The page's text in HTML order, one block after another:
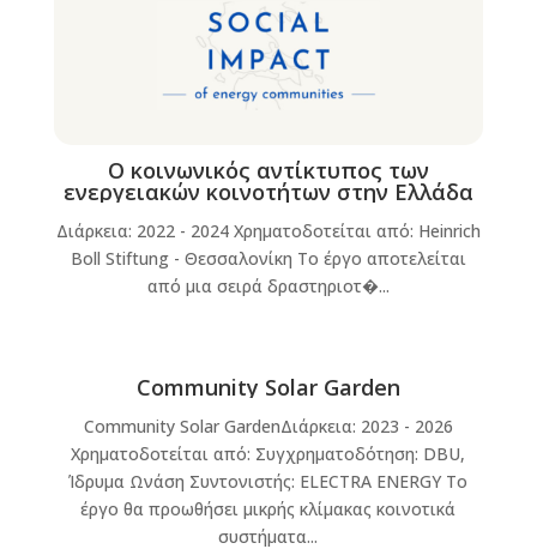
Ο κοινωνικός αντίκτυπος των
ενεργειακών κοινοτήτων στην Ελλάδα
Διάρκεια: 2022 - 2024 Χρηματοδοτείται από: Heinrich
Boll Stiftung - Θεσσαλονίκη Το έργο αποτελείται
από μια σειρά δραστηριοτ�...
Community Solar Garden
Community Solar GardenΔιάρκεια: 2023 - 2026
Χρηματοδοτείται από: Συγχρηματοδότηση: DBU,
Ίδρυμα Ωνάση Συντονιστής: ELECTRA ENERGY Το
έργο θα προωθήσει μικρής κλίμακας κοινοτικά
συστήματα...